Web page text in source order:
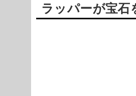
ラッパーが宝石